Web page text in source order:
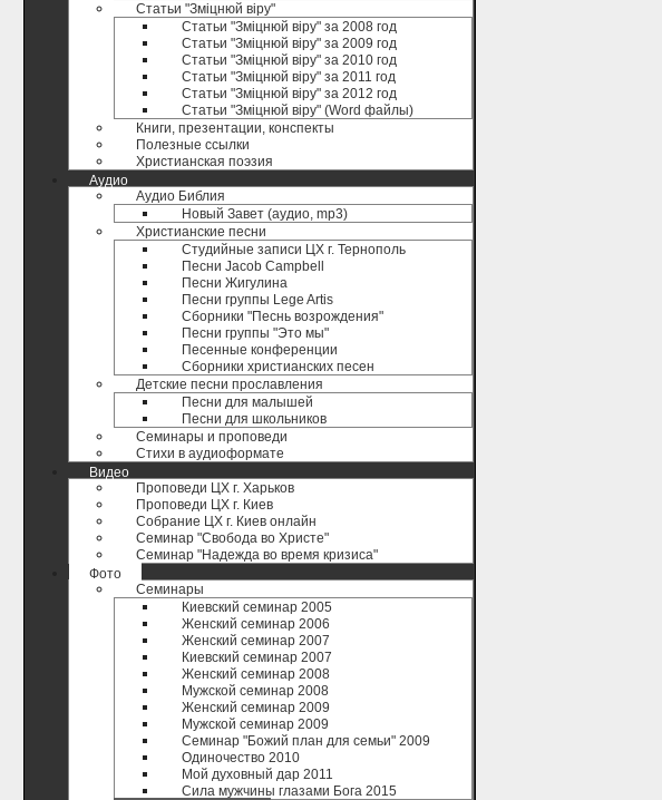
Статьи "Зміцнюй віру"
Статьи "Зміцнюй віру" за 2008 год
Статьи "Зміцнюй віру" за 2009 год
Статьи "Зміцнюй віру" за 2010 год
Статьи "Зміцнюй віру" за 2011 год
Статьи "Зміцнюй віру" за 2012 год
Статьи "Зміцнюй віру" (Word файлы)
Книги, презентации, конспекты
Полезные ccылки
Христианская поэзия
Аудио
Аудио Библия
Новый Завет (аудио, mp3)
Христианские песни
Студийные записи ЦХ г. Тернополь
Песни Jacob Campbell
Песни Жигулина
Песни группы Lege Artis
Сборники "Песнь возрождения"
Песни группы "Это мы"
Песенные конференции
Сборники христианских песен
Детские песни прославления
Песни для малышей
Песни для школьников
Семинары и проповеди
Стихи в аудиоформате
Видео
Проповеди ЦХ г. Харьков
Проповеди ЦХ г. Киев
Собрание ЦХ г. Киев онлайн
Семинар "Свобода во Христе"
Семинар "Надежда во время кризиса"
Фото
Семинары
Киевский семинар 2005
Женский семинар 2006
Женский семинар 2007
Киевский семинар 2007
Женский семинар 2008
Мужской семинар 2008
Женский семинар 2009
Мужской семинар 2009
Семинар "Божий план для семьи" 2009
Одиночество 2010
Мой духовный дар 2011
Сила мужчины глазами Бога 2015